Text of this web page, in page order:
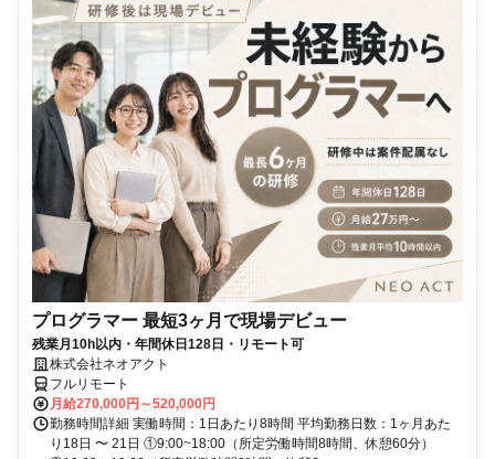
プログラマー 最短3ヶ月で現場デビュー
残業月10h以内・年間休日128日・リモート可
株式会社ネオアクト
フルリモート
月給270,000円～520,000円
勤務時間詳細 実働時間：1日あたり8時間 平均勤務日数：1ヶ月あた
り18日 〜 21日 ①9:00~18:00（所定労働時間8時間、休憩60分）